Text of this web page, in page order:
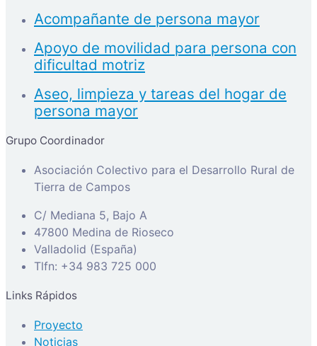
Acompañante de persona mayor
Apoyo de movilidad para persona con
dificultad motriz
Aseo, limpieza y tareas del hogar de
persona mayor
Grupo Coordinador
Asociación Colectivo para el Desarrollo Rural de
Tierra de Campos
C/ Mediana 5, Bajo A
47800 Medina de Rioseco
Valladolid (España)
Tlfn: +34 983 725 000
Links Rápidos
Proyecto
Noticias